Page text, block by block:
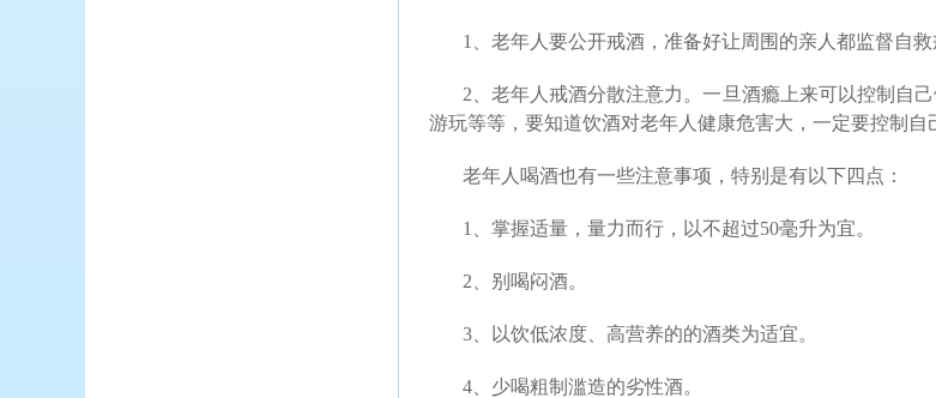
1 、老年人要公开戒酒，准备好让周围的亲人都监督自
2 、老年人戒酒分散注意力。一旦酒瘾上来可以控制自
游玩等等，要知道饮酒对老年人健康危害大，一定要控制自
老年人喝酒也有一些注意事项，特别是有以下四点：
1 、掌握适量，量力而行，以不超过50毫升为宜。
2 、别喝闷酒。
3 、以饮低浓度、高营养的的酒类为适宜。
4 、少喝粗制滥造的劣性酒。